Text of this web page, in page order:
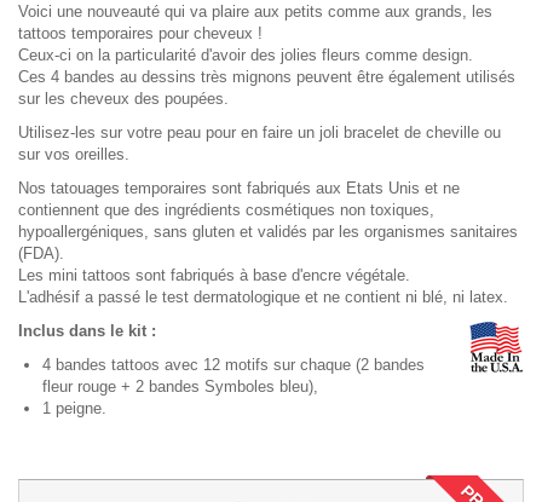
Voici une nouveauté qui va plaire aux petits comme aux grands, les
tattoos temporaires pour cheveux !
Ceux-ci on la particularité d'avoir des jolies fleurs comme design.
Ces 4 bandes au dessins très mignons peuvent être également utilisés
sur les cheveux des poupées.
Utilisez-les sur votre peau pour en faire un joli bracelet de cheville ou
sur vos oreilles.
Nos tatouages temporaires sont fabriqués aux Etats Unis et ne
contiennent que des ingrédients cosmétiques non toxiques,
hypoallergéniques, sans gluten et validés par les organismes sanitaires
(FDA).
Les mini tattoos sont fabriqués à base d'encre végétale.
L'adhésif a passé le test dermatologique et ne contient ni blé, ni latex.
Inclus dans le kit :
4 bandes tattoos avec 12 motifs sur chaque (2 bandes
fleur rouge + 2 bandes Symboles bleu),
1 peigne.